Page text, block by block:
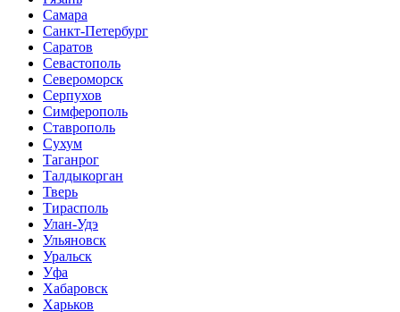
Самара
Санкт-Петербург
Саратов
Севастополь
Североморск
Серпухов
Симферополь
Ставрополь
Сухум
Таганрог
Tалдыкорган
Тверь
Тирасполь
Улан-Удэ
Ульяновск
Уральск
Уфа
Хабаровск
Харьков